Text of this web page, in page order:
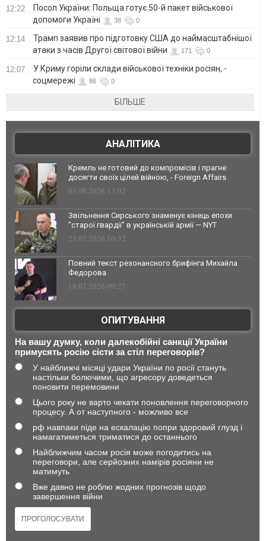
12:22
Посол України: Польща готує 50-й пакет військової
допомоги Україні
38 0
12:14
Трамп заявив про підготовку США до наймасштабнішої
атаки з часів Другої світової війни
171 0
12:07
У Криму горіли склади військової техніки росіян, -
соцмережі
86 0
БІЛЬШЕ
АНАЛІТИКА
Кремль не готовий до компромісів і прагне
досягти своїх цілей війною, - Foreign Affairs
03.08.2026 13:02
Звільнення Сирського знаменує кінець епохи
"старої гвардії" в українській армії — NYT
23.07.2026 10:32
Повний текст резонансного брифінга Михайла
Федорова
18.07.2026 09:27
ОПИТУВАННЯ
На вашу думку, коли далекобійні санкції України
примусять росію сісти за стіл переговорів?
У найближчі місяці удари України по росії стануть
настільки болючими, що агресору доведеться
поновити перемовини
Цього року не варто чекати поновлення переговорного
процесу. А от наступного - можливо все
рф навпаки піде на ескалацію попри здоровий глузд і
намагатиметься триматися до останнього
Найближчим часом росія може погодитись на
переговори, але серйозних намірів росіяни не
матимуть
Вже давно не роблю жодних прогнозів щодо
завершення війни